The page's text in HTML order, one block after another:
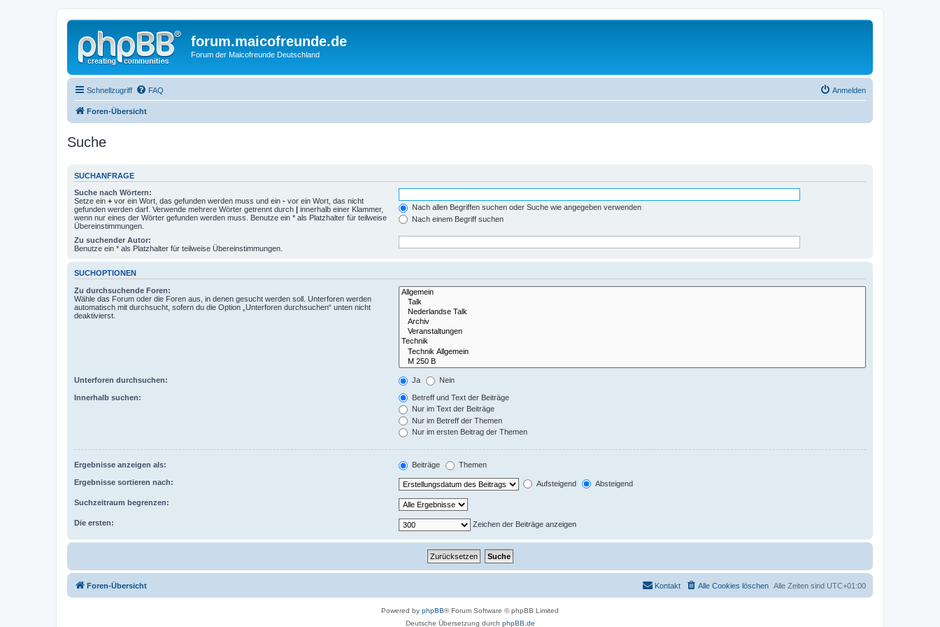
forum.maicofreunde.de
Forum der Maicofreunde Deutschland
Schnellzugriff FAQ Anmelden
Foren-Übersicht
Suche
SUCHANFRAGE
Suche nach Wörtern:
Setze ein + vor ein Wort, das gefunden werden muss und ein - vor ein Wort, das nicht
gefunden werden darf. Verwende mehrere Wörter getrennt durch | innerhalb einer Klammer,
wenn nur eines der Wörter gefunden werden muss. Benutze ein * als Platzhalter für teilweise
Übereinstimmungen.
Nach allen Begriffen suchen oder Suche wie angegeben verwenden
Nach einem Begriff suchen
Zu suchender Autor:
Benutze ein * als Platzhalter für teilweise Übereinstimmungen.
SUCHOPTIONEN
Zu durchsuchende Foren:
Wähle das Forum oder die Foren aus, in denen gesucht werden soll. Unterforen werden
automatisch mit durchsucht, sofern du die Option „Unterforen durchsuchen“ unten nicht
deaktivierst.
Unterforen durchsuchen: Ja Nein
Innerhalb suchen:
Betreff und Text der Beiträge
Nur im Text der Beiträge
Nur im Betreff der Themen
Nur im ersten Beitrag der Themen
Ergebnisse anzeigen als: Beiträge Themen
Ergebnisse sortieren nach: Aufsteigend Absteigend
Suchzeitraum begrenzen:
Die ersten: Zeichen der Beiträge anzeigen
Foren-Übersicht Alle Zeiten sind UTC+01:00
Alle Cookies löschen
Kontakt
Powered by phpBB® Forum Software © phpBB Limited
Deutsche Übersetzung durch phpBB.de